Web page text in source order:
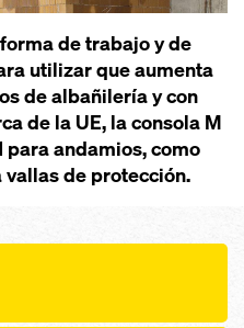
de trabajo y de
utilizar que aumenta
de albañilería y con
de la UE, la consola M
para andamios, como
de protección.